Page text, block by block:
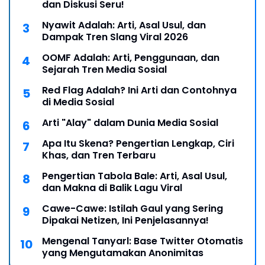
dan Diskusi Seru!
Nyawit Adalah: Arti, Asal Usul, dan
Dampak Tren Slang Viral 2026
OOMF Adalah: Arti, Penggunaan, dan
Sejarah Tren Media Sosial
Red Flag Adalah? Ini Arti dan Contohnya
di Media Sosial
Arti "Alay" dalam Dunia Media Sosial
Apa Itu Skena? Pengertian Lengkap, Ciri
Khas, dan Tren Terbaru
Pengertian Tabola Bale: Arti, Asal Usul,
dan Makna di Balik Lagu Viral
Cawe-Cawe: Istilah Gaul yang Sering
Dipakai Netizen, Ini Penjelasannya!
Mengenal Tanyarl: Base Twitter Otomatis
yang Mengutamakan Anonimitas